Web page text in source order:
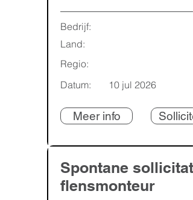
Bedrijf:
Land:
Regio:
Datum:
10 jul 2026
Meer info
Spontane
flensmonteur